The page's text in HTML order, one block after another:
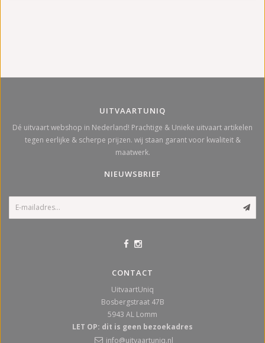
UITVAARTUNIQ
Dé uitvaart webshop in Nederland! Prachtige & Unieke uitvaart artikelen
tegen eerlijke & scherpe prijzen. wij staan garant voor kwaliteit &
maatwerk.
NIEUWSBRIEF
CONTACT
UitvaartUniq
Bosbergstraat 47B
5943 AL Lomm
LET OP: dit is geen bezoekadres
info@uitvaartuniq.nl